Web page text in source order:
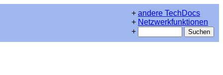
+ andere TechDocs
+ Netzwerkfunktionen
+